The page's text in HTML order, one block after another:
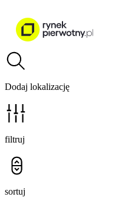
Dodaj lokalizację
filtruj
sortuj